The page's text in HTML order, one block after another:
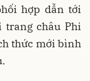
hợp dẫn tới
trang châu Phi
thức mới bình